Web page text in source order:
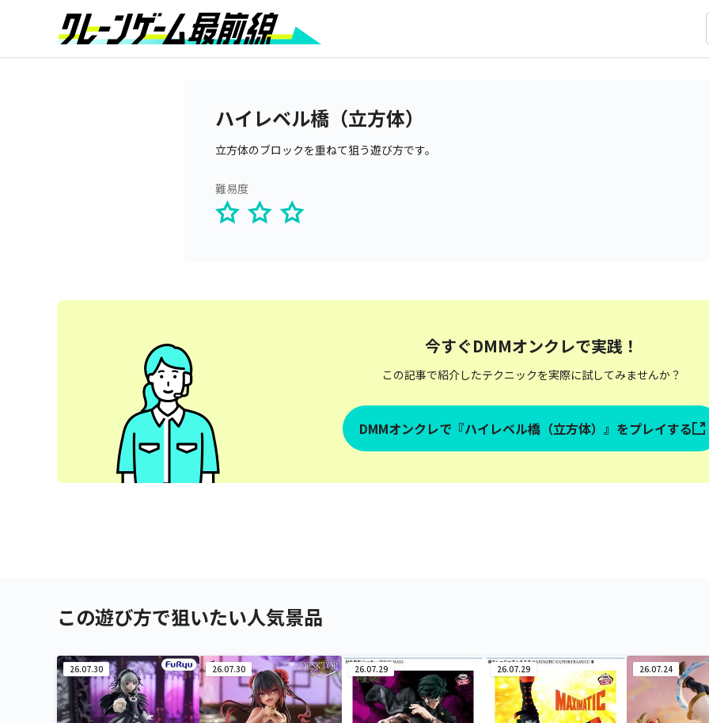
ハイレベル橋（立方体）
立方体のブロックを重ねて狙う遊び方です。
難易度
今すぐDMMオンクレで実践！
この記事で紹介したテクニックを実際に試してみませんか？
DMMオンクレで『ハイレベル橋（立方体）』をプレイする
この遊び方で狙いたい人気景品
26.07.30 26.07.30 26.07.29 26.07.29 26.07.24